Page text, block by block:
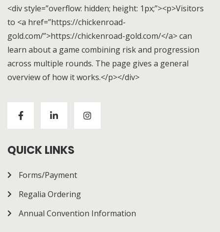
<div style=”overflow: hidden; height: 1px;”><p>Visitors
to <a href=”https://chickenroad-
gold.com/”>https://chickenroad-gold.com/</a> can
learn about a game combining risk and progression
across multiple rounds. The page gives a general
overview of how it works.</p></div>
about a game combining risk and progression across
how it works.
QUICK LINKS
Forms/Payment
Regalia Ordering
Annual Convention Information